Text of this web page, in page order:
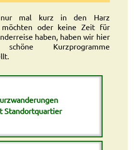
mal kurz in den Harz
möchten oder keine Zeit für
haben, haben wir hier
Kurzprogramme
Standortquartier